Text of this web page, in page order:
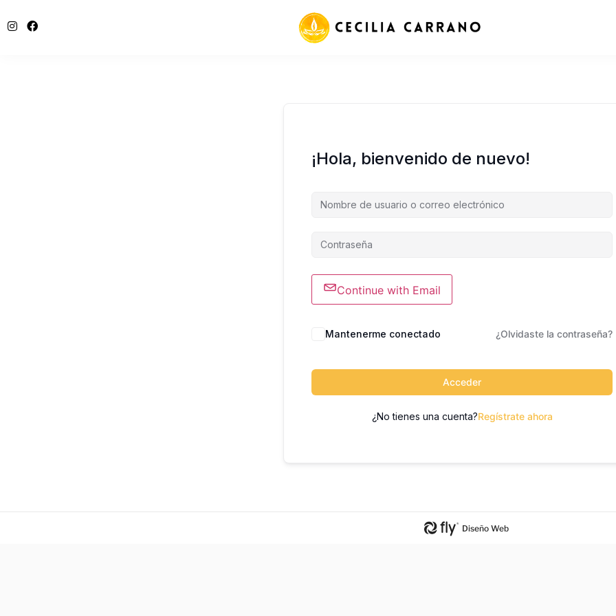
¡Hola, bienvenido de nuevo!
Continue with Email
Mantenerme conectado ¿Olvidaste la contraseña?
Acceder
¿No tienes una cuenta?Regístrate ahora
Diseño Web